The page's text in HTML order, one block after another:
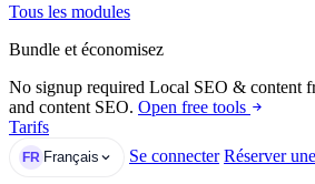
Tous les modules
Bundle et économisez
No signup required Local SEO & content
and content SEO. Open free tools
Tarifs
FR Français Se connecter Réserver